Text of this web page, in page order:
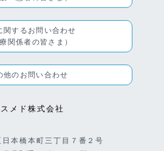
関するお問い合わせ
療関係者の皆さま）
他のお問い合わせ
メド株式会社
本橋本町三丁目７番２号